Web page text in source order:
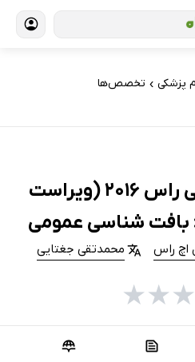
پزشکی › تخصص‌ها
کتاب بافت شناسی راس 2016 (ویراست
بافت شناسی عمومی
اچ راس محمدتقی جغتایی
★
★
★